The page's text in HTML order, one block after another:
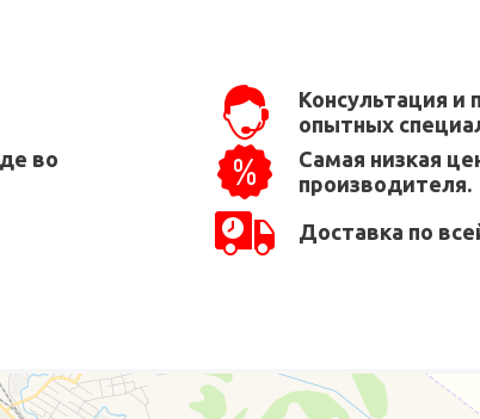
Консультация
опытных
во
Самая низкая
производителя.
Доставка по